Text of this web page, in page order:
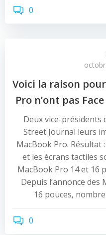
0
Voici la raison
Pro n’ont pas
Deux vice-présidents
Street Journal leurs
MacBook Pro.
et les écrans tactiles
MacBook Pro 14 et 16
Depuis l’annonce des
16 pouces,
0